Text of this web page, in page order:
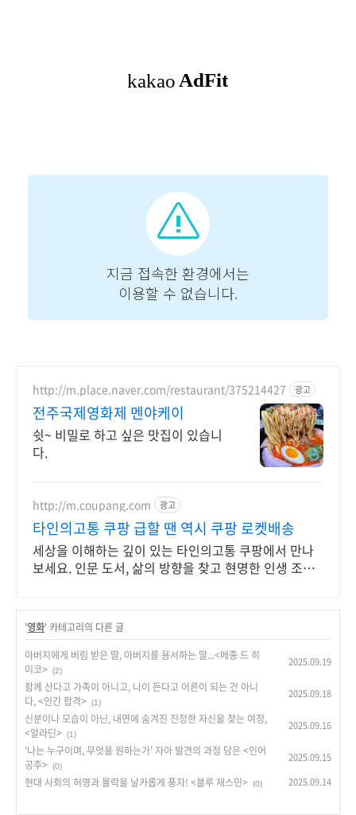
http://m.place.naver.com/restaurant/375214427 광고
전주국제영화제 멘야케이
쉿~ 비밀로 하고 싶은 맛집이 있습니
다.
http://m.coupang.com 광고
타인의고통 쿠팡 급할 땐 역시 쿠팡 로켓배송
세상을 이해하는 깊이 있는 타인의고통 쿠팡에서 만나
보세요. 인문 도서, 삶의 방향을 찾고 현명한 인생 조언
'영화' 카테고리의 다른 글
아버지에게 버림 받은 딸, 아버지를 용서하는 딸...<메종 드 히
미코>
(2)
2025.09.19
함께 산다고 가족이 아니고, 나이 든다고 어른이 되는 건 아니
다, <인간 합격>
(1)
2025.09.18
신분이나 모습이 아닌, 내면에 숨겨진 진정한 자신을 찾는 여정,
<알라딘>
(1)
2025.09.16
'나는 누구이며, 무엇을 원하는가' 자아 발견의 과정 담은 <인어
공주>
(0)
2025.09.15
현대 사회의 허영과 몰락을 날카롭게 풍자! <블루 재스민> (0) 2025.09.14